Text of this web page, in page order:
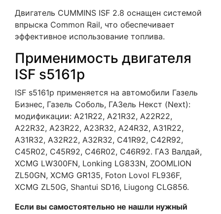
Двигатель CUMMINS ISF 2.8 оснащен системой
впрыска Common Rail, что обеспечивает
эффективное использование топлива.
Применимость двигателя
ISF s5161р
ISF s5161р применяется на автомобили Газель
Бизнес, Газель Соболь, ГАЗель Некст (Next):
модификации: A21R22, A21R32, A22R22,
A22R32, A23R22, A23R32, A24R32, A31R22,
A31R32, A32R22, A32R32, C41R92, C42R92,
C45R02, C45R92, C46R02, C46R92. ГАЗ Валдай,
XCMG LW300FN, Lonking LG833N, ZOOMLION
ZL50GN, XCMG GR135, Foton Lovol FL936F,
XCMG ZL50G, Shantui SD16, Liugong CLG856.
Если вы самостоятельно не нашли нужный